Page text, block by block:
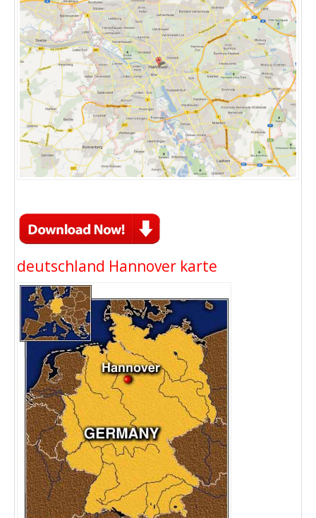
deutschland Hannover karte